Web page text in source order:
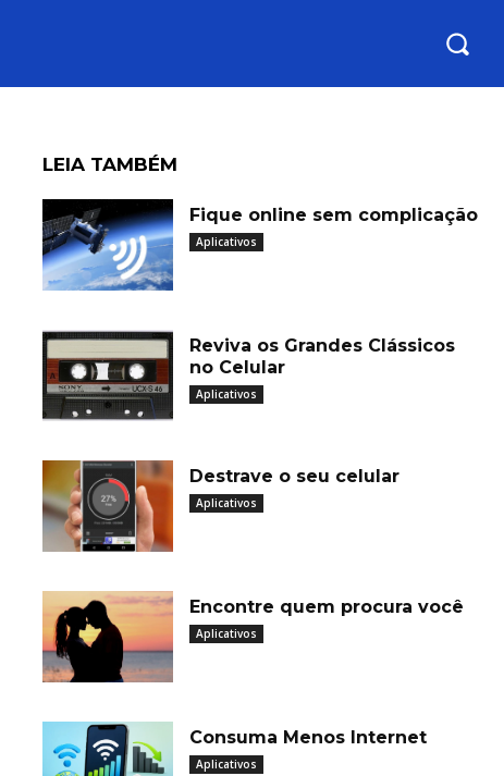
LEIA TAMBÉM
Fique online sem complicação
Aplicativos
Reviva os Grandes Clássicos
no Celular
Aplicativos
Destrave o seu celular
Aplicativos
Encontre quem procura você
Aplicativos
Consuma Menos Internet
Aplicativos